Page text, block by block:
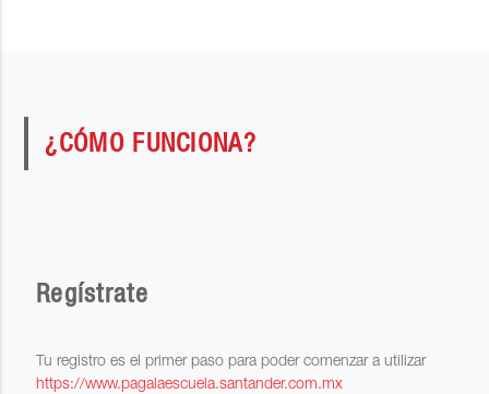
¿CÓMO FUNCIONA?
Regístrate
Tu registro es el primer paso para poder comenzar a utilizar
https://www.pagalaescuela.santander.com.mx